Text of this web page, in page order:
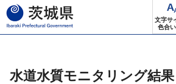
茨城県
文字サ
色合
水道水質モニタリング結